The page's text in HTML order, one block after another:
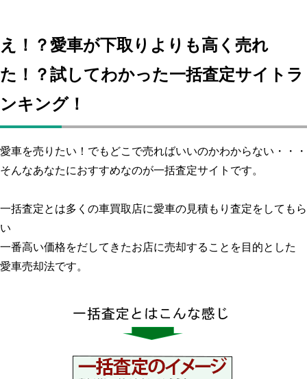
え！？愛車が下取りよりも高く売れ
た！？試してわかった一括査定サイトラ
ンキング！
愛車を売りたい！でもどこで売ればいいのかわからない・・・
そんなあなたにおすすめなのが一括査定サイトです。
一括査定とは多くの車買取店に愛車の見積もり査定をしてもら
い
一番高い価格をだしてきたお店に売却することを目的とした
愛車売却法です。